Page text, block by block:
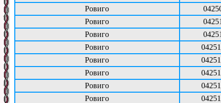
Ровиго
Ровиго
Ровиго
Ровиго
Ровиго
Ровиго
Ровиго
Ровиго